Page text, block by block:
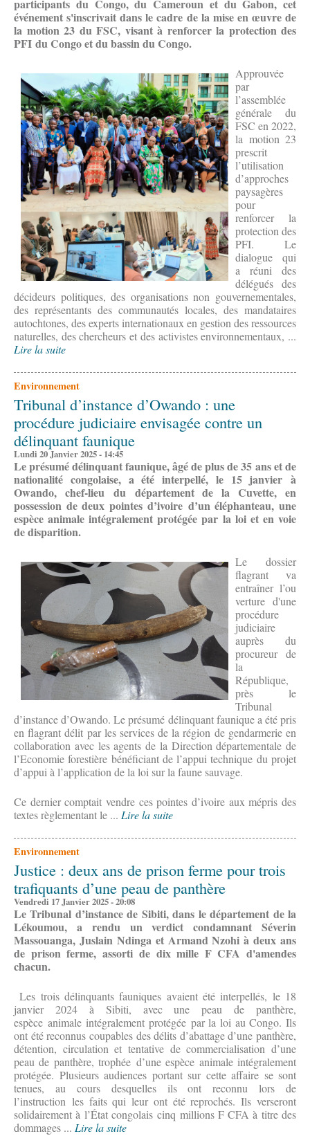
participants du Congo, du Cameroun et du Gabon, cet
événement s'inscrivait dans le cadre de la mise en œuvre de
la motion 23 du FSC, visant à renforcer la protection des
PFI du Congo et du bassin du Congo.
Approuvée
par
l’assemblée
générale du
FSC en 2022,
la motion 23
prescrit
l’utilisation
d’approches
paysagères
pour
renforcer la
protection des
PFI. Le
dialogue qui
a réuni des
délégués des
décideurs politiques, des organisations non gouvernementales,
des représentants des communautés locales, des mandataires
autochtones, des experts internationaux en gestion des ressources
naturelles, des chercheurs et des activistes environnementaux, ...
Lire la suite
Environnement
Tribunal d’instance d’Owando : une
procédure judiciaire envisagée contre un
délinquant faunique
Lundi 20 Janvier 2025 - 14:45
Le présumé délinquant faunique, âgé de plus de 35 ans et de
nationalité congolaise, a été interpellé, le 15 janvier à
Owando, chef-lieu du département de la Cuvette, en
possession de deux pointes d’ivoire d’un éléphanteau, une
espèce animale intégralement protégée par la loi et en voie
de disparition.
Le dossier
flagrant va
entraîner l’ou
verture d'une
procédure
judiciaire
auprès du
procureur de
la
République,
près le
Tribunal
d’instance d’Owando. Le présumé délinquant faunique a été pris
en flagrant délit par les services de la région de gendarmerie en
collaboration avec les agents de la Direction départementale de
l’Economie forestière bénéficiant de l’appui technique du projet
d’appui à l’application de la loi sur la faune sauvage.
Ce dernier comptait vendre ces pointes d’ivoire aux mépris des
textes règlementant le ... Lire la suite
Environnement
Justice : deux ans de prison ferme pour trois
trafiquants d’une peau de panthère
Vendredi 17 Janvier 2025 - 20:08
Le Tribunal d’instance de Sibiti, dans le département de la
Lékoumou, a rendu un verdict condamnant Séverin
Massouanga, Juslain Ndinga et Armand Nzohi à deux ans
de prison ferme, assorti de dix mille F CFA d'amendes
chacun.
Les trois délinquants fauniques avaient été interpellés, le 18
janvier 2024 à Sibiti, avec une peau de panthère,
espèce animale intégralement protégée par la loi au Congo. Ils
ont été reconnus coupables des délits d’abattage d’une panthère,
détention, circulation et tentative de commercialisation d’une
peau de panthère, trophée d’une espèce animale intégralement
protégée. Plusieurs audiences portant sur cette affaire se sont
tenues, au cours desquelles ils ont reconnu lors de
l’instruction les faits qui leur ont été reprochés. Ils verseront
solidairement à l’État congolais cinq millions F CFA à titre des
dommages ... Lire la suite